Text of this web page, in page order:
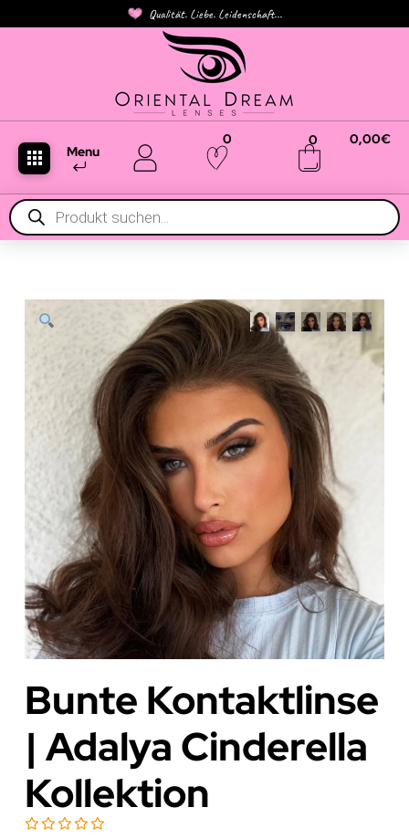
Qualität. Liebe. Leidenschaft...
Menu
0 0 0,00€
Products
search
Bunte Kontaktlinse
| Adalya Cinderella
Kollektion